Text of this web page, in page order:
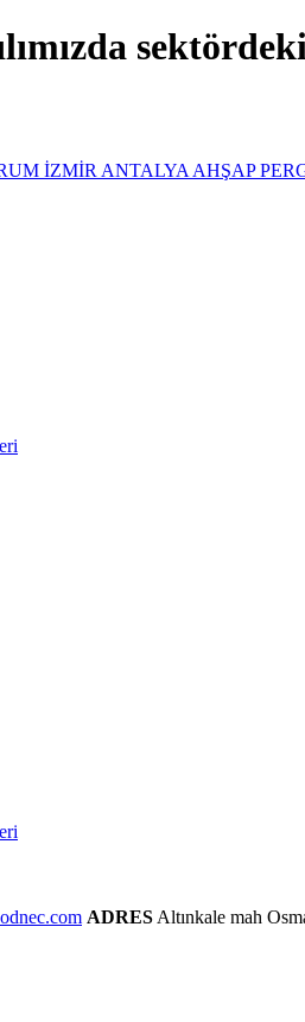
ADRES Altınkale mah